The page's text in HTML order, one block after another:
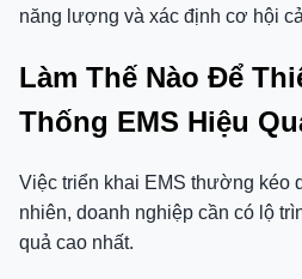
năng lượng và xác định cơ hội
Làm Thế Nào Để
Thống EMS Hiệu
Việc triển khai EMS thường kéo
nhiên, doanh nghiệp cần có lộ
quả cao nhất.